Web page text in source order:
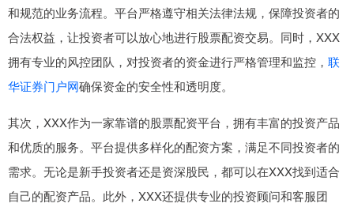
和规范的业务流程。平台严格遵守相关法律法规，保障投资者的
合法权益，让投资者可以放心地进行股票配资交易。同时，XXX
拥有专业的风控团队，对投资者的资金进行严格管理和监控， 联
华证券门户网确保资金的安全性和透明度。
其次，XXX作为一家靠谱的股票配资平台，拥有丰富的投资产品
和优质的服务。平台提供多样化的配资方案，满足不同投资者的
需求。无论是新手投资者还是资深股民，都可以在XXX找到适合
自己的配资产品。此外，XXX还提供专业的投资顾问和客服团